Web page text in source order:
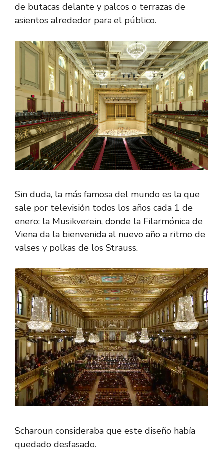
de butacas delante y palcos o terrazas de
asientos alrededor para el público.
Sin duda, la más famosa del mundo es la que
sale por televisión todos los años cada 1 de
enero: la Musikverein, donde la Filarmónica de
Viena da la bienvenida al nuevo año a ritmo de
valses y polkas de los Strauss.
Scharoun consideraba que este diseño había
quedado desfasado.